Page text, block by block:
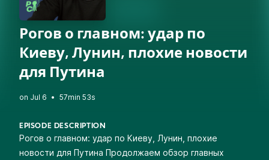
Рогов о главном: удар по
Киеву, Лунин, плохие новости
для Путина
• 57min 53s
EPISODE DESCRIPTION
Рогов о главном: удар по Киеву, Лунин, плохие
новости для Путина Продолжаем обзор главных